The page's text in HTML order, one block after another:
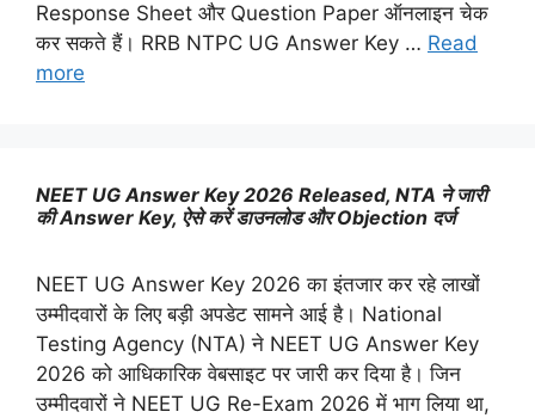
Response Sheet और Question Paper ऑनलाइन चेक
कर सकते हैं। RRB NTPC UG Answer Key … Read
more
NEET UG Answer Key 2026 Released, NTA ने जारी
की Answer Key, ऐसे करें डाउनलोड और Objection दर्ज
NEET UG Answer Key 2026 का इंतजार कर रहे लाखों
उम्मीदवारों के लिए बड़ी अपडेट सामने आई है। National
Testing Agency (NTA) ने NEET UG Answer Key
2026 को आधिकारिक वेबसाइट पर जारी कर दिया है। जिन
उम्मीदवारों ने NEET UG Re-Exam 2026 में भाग लिया था,